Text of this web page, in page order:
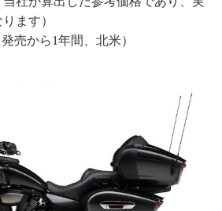
ます）
売から1年間、北米）